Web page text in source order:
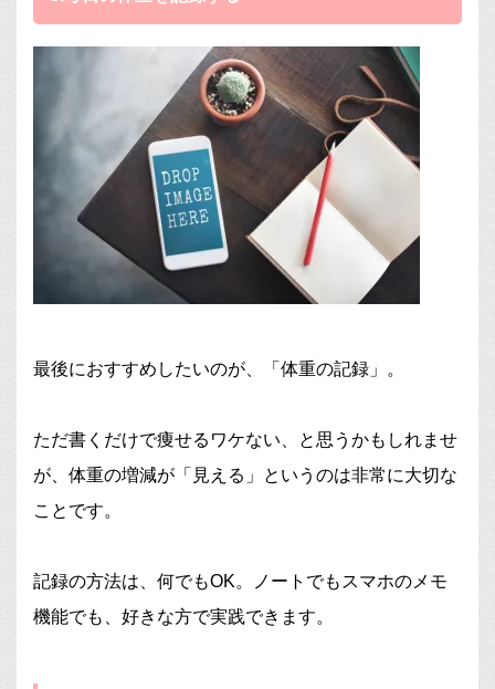
最後におすすめしたいのが、「体重の記録」。
ただ書くだけで痩せるワケない、と思うかもしれませ
が、体重の増減が「見える」というのは非常に大切な
ことです。
記録の方法は、何でもOK。ノートでもスマホのメモ
機能でも、好きな方で実践できます。